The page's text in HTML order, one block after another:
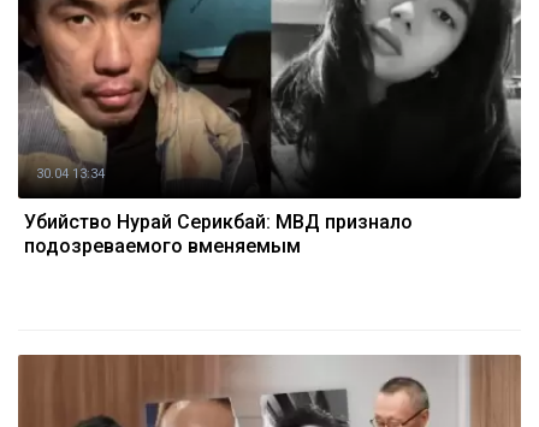
30.04 13:34
Убийство Нурай Серикбай: МВД признало
подозреваемого вменяемым